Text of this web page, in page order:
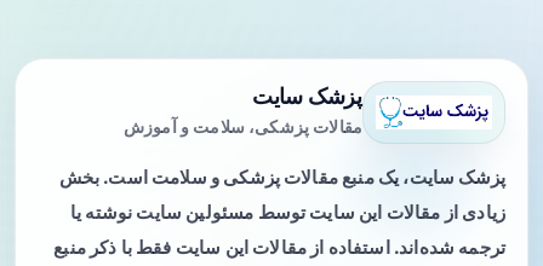
پزشک سایت
مقالات پزشکی، سلامت و آموزش
پزشک سایت، یک منبع مقالات پزشکی و سلامت است. بخش
زیادی از مقالات این سایت توسط مسئولین سایت نوشته یا
ترجمه شده‌اند. استفاده از مقالات این سایت فقط با ذکر منبع